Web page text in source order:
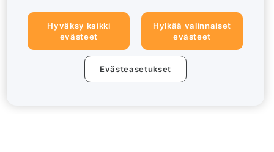
Hyväksy kaikki
evästeet
Hylkää valinnaiset
evästeet
Evästeasetukset